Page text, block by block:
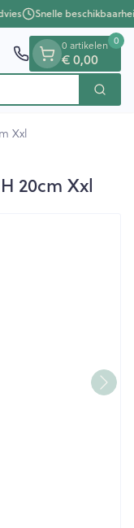
Snelle
Zoek
0 artikelen
€ 0,00
0
Xxl
20cm Xxl